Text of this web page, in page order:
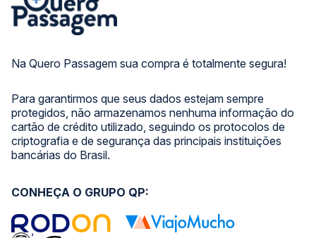
Na Quero Passagem sua compra é totalmente segura!
Para garantirmos que seus dados estejam sempre
protegidos, não armazenamos nenhuma informação do
cartão de crédito utilizado, seguindo os protocolos de
criptografia e de segurança das principais instituições
bancárias do Brasil.
CONHEÇA O GRUPO QP: